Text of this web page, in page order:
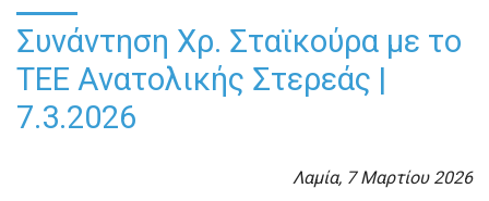
Συνάντηση Χρ. Σταϊκούρα με το
ΤΕΕ Ανατολικής Στερεάς |
7.3.2026
Λαμία, 7 Μαρτίου 2026